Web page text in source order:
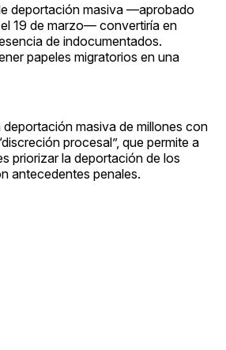
deportación masiva —aprobado
19 de marzo— convertiría en
de indocumentados.
papeles migratorios en una
deportación masiva de millones con
procesal”, que permite a
priorizar la deportación de los
antecedentes penales.